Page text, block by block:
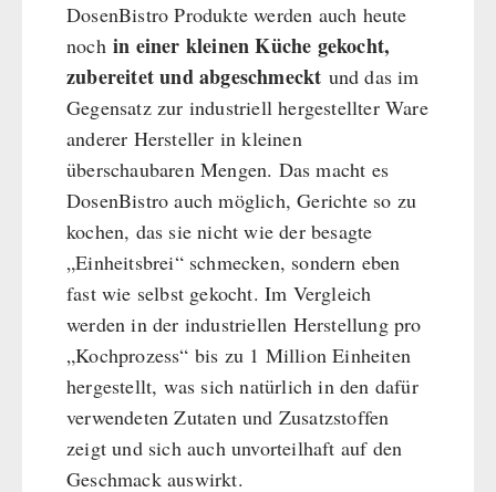
DosenBistro Produkte werden auch heute
noch in einer kleinen Küche gekocht,
zubereitet und abgeschmeckt und das im
Gegensatz zur industriell hergestellter Ware
anderer Hersteller in kleinen
überschaubaren Mengen. Das macht es
DosenBistro auch möglich, Gerichte so zu
kochen, das sie nicht wie der besagte
„Einheitsbrei“ schmecken, sondern eben
fast wie selbst gekocht. Im Vergleich
werden in der industriellen Herstellung pro
„Kochprozess“ bis zu 1 Million Einheiten
hergestellt, was sich natürlich in den dafür
verwendeten Zutaten und Zusatzstoffen
zeigt und sich auch unvorteilhaft auf den
Geschmack auswirkt.